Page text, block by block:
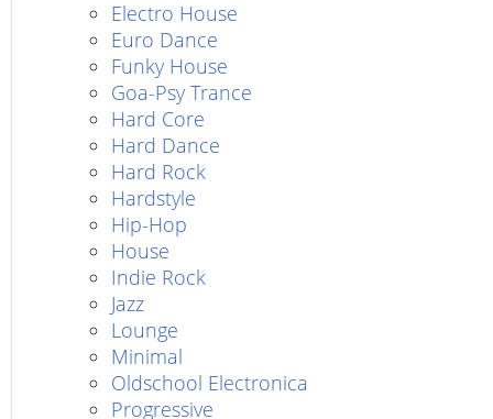
Electro House
Euro Dance
Funky House
Goa-Psy Trance
Hard Core
Hard Dance
Hard Rock
Hardstyle
Hip-Hop
House
Indie Rock
Jazz
Lounge
Minimal
Oldschool Electronica
Progressive